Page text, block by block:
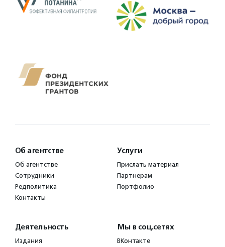
Об агентстве
Об агентстве
Сотрудники
Редполитика
Контакты
Услуги
Прислать материал
Партнерам
Портфолио
Деятельность
Издания
Мы в соц.сетях
ВКонтакте